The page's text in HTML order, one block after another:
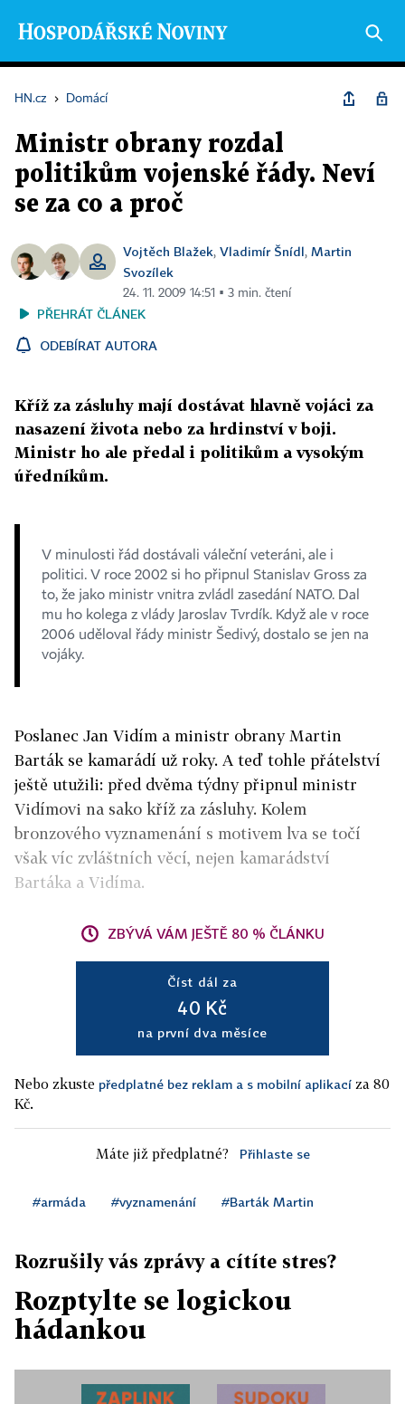
HN.cz › Domácí
Ministr obrany rozdal
politikům vojenské řády. Neví
se za co a proč
Vojtěch Blažek, Vladimír Šnídl, Martin
Svozílek
24. 11. 2009 14:51 ▪ 3 min. čtení
PŘEHRÁT ČLÁNEK
ODEBÍRAT AUTORA
Kříž za zásluhy mají dostávat hlavně vojáci za
nasazení života nebo za hrdinství v boji.
Ministr ho ale předal i politikům a vysokým
úředníkům.
V minulosti řád dostávali váleční veteráni, ale i
politici. V roce 2002 si ho připnul Stanislav Gross za
to, že jako ministr vnitra zvládl zasedání NATO. Dal
mu ho kolega z vlády Jaroslav Tvrdík. Když ale v roce
2006 uděloval řády ministr Šedivý, dostalo se jen na
vojáky.
Poslanec Jan Vidím a ministr obrany Martin
Barták se kamarádí už roky. A teď tohle přátelství
ještě utužili: před dvěma týdny připnul ministr
Vidímovi na sako kříž za zásluhy. Kolem
bronzového vyznamenání s motivem lva se točí
však víc zvláštních věcí, nejen kamarádství
Bartáka a Vidíma.
ZBÝVÁ VÁM JEŠTĚ 80 % ČLÁNKU
Číst dál za
40 Kč
na první dva měsíce
Nebo zkuste předplatné bez reklam a s mobilní aplikací za 80
Kč.
Máte již předplatné? Přihlaste se
#armáda #vyznamenání #Barták Martin
Rozrušily vás zprávy a cítíte stres?
Rozptylte se logickou
hádankou